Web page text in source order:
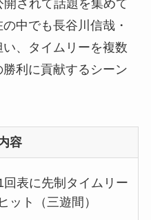
されて話題を集めて
中でも長谷川信哉・
、タイムリーを複数
利に貢献するシーン
容
回表に先制タイムリー
ヒット（三遊間）